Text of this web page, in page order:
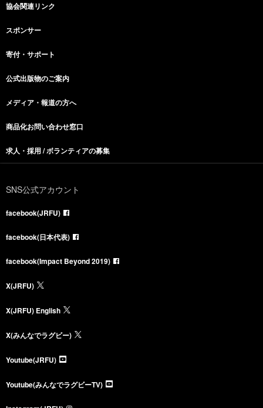
協会関連リンク
スポンサー
寄付・サポート
公式出版物のご案内
メディア・報道の方へ
商品化お問い合わせ窓口
求人・採用 / ボランティアの募集
SNS公式アカウント
facebook(JRFU)
facebook(日本代表)
facebook(Impact Beyond 2019)
X(JRFU)
X(JRFU) English
X(みんなでラグビー)
Youtube(JRFU)
Youtube(みんなでラグビーTV)